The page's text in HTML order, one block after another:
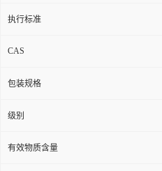
执行标准
CAS
包装规格
级别
有效物质含量